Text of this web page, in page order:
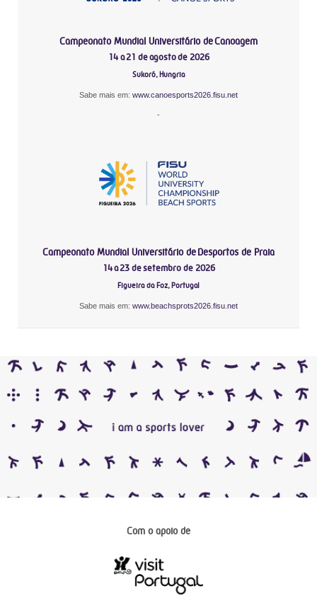
Campeonato Mundial Universitário de Canoagem
14 a 21 de agosto de 2026
Sukoró, Hungria
Sabe mais em: www.canoesports2026.fisu.net
-
Campeonato Mundial Universitário de Desportos de Praia
14 a 23 de setembro de 2026
Figueira da Foz, Portugal
Sabe mais em: www.beachsprots2026.fisu.net
Com o apoio de